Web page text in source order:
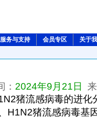
务与支持 会员专区
关于
： 2024年9月21日
猪流感病毒的进化
H1N2猪流感病毒基